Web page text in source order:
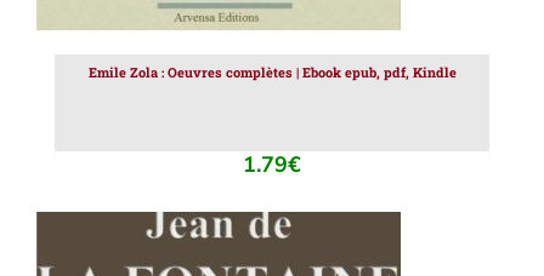
Emile Zola : Oeuvres complètes | Ebook epub, pdf, Kindle
1.79€